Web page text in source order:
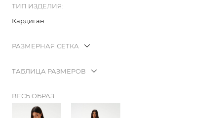
ТИП ИЗДЕЛИЯ:
Кардиган
РАЗМЕРНАЯ СЕТКА
ТАБЛИЦА РАЗМЕРОВ
ВЕСЬ ОБРАЗ: